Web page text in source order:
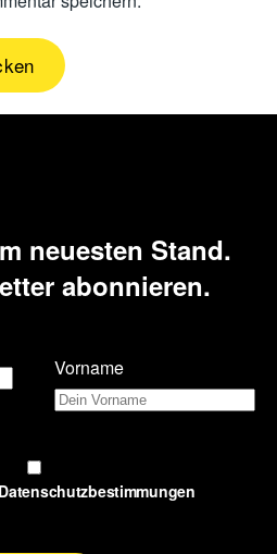
neuesten Stand.
abonnieren.
Vorname
Datenschutzbestimmungen